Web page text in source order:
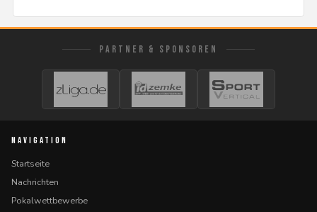
PARTNER & SPONSOREN
NAVIGATION
Startseite
Nachrichten
Pokalwettbewerbe